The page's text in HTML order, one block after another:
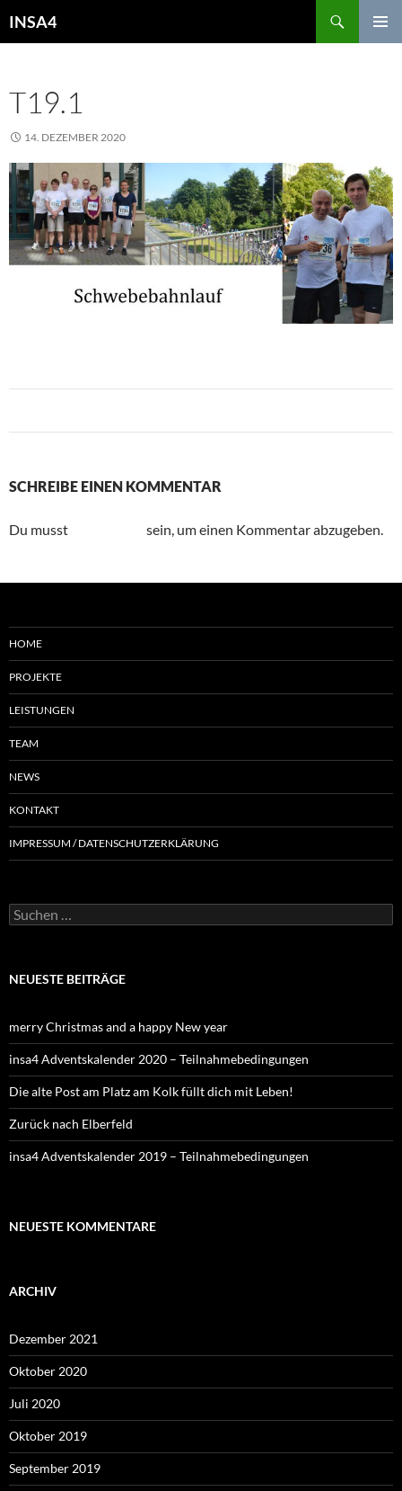
INSA4
T19.1
14. DEZEMBER 2020
SCHREIBE EINEN KOMMENTAR
Du musst sein, um einen Kommentar abzugeben.
HOME
PROJEKTE
LEISTUNGEN
TEAM
NEWS
KONTAKT
IMPRESSUM / DATENSCHUTZERKLÄRUNG
NEUESTE BEITRÄGE
merry Christmas and a happy New year
insa4 Adventskalender 2020 – Teilnahmebedingungen
Die alte Post am Platz am Kolk füllt dich mit Leben!
Zurück nach Elberfeld
insa4 Adventskalender 2019 – Teilnahmebedingungen
NEUESTE KOMMENTARE
ARCHIV
Dezember 2021
Oktober 2020
Juli 2020
Oktober 2019
September 2019